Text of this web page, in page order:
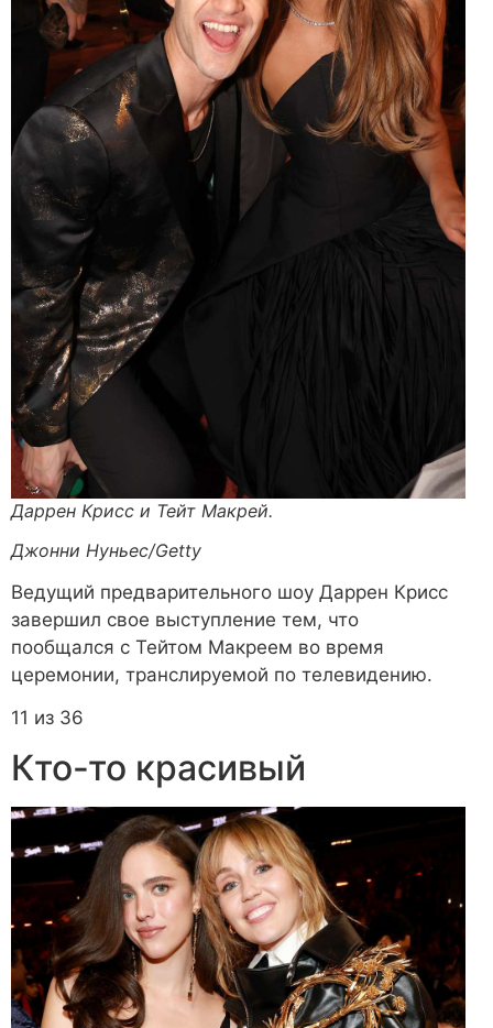
Даррен Крисс и Тейт Макрей.
Джонни Нуньес/Getty
Ведущий предварительного шоу Даррен Крисс
завершил свое выступление тем, что
пообщался с Тейтом Макреем во время
церемонии, транслируемой по телевидению.
11 из 36
Кто-то красивый